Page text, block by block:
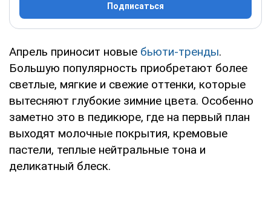
Подписаться
Апрель приносит новые бьюти-тренды.
Большую популярность приобретают более
светлые, мягкие и свежие оттенки, которые
вытесняют глубокие зимние цвета. Особенно
заметно это в педикюре, где на первый план
выходят молочные покрытия, кремовые
пастели, теплые нейтральные тона и
деликатный блеск.